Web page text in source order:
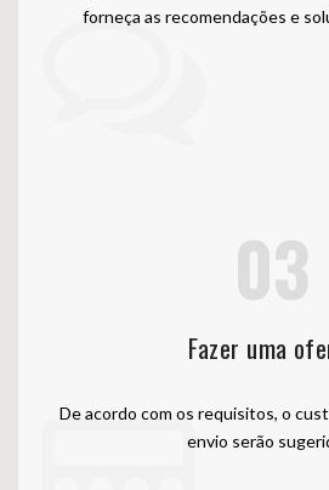
forneça as recomendações e
03
Fazer uma
De acordo com os requisitos, o
envio serão